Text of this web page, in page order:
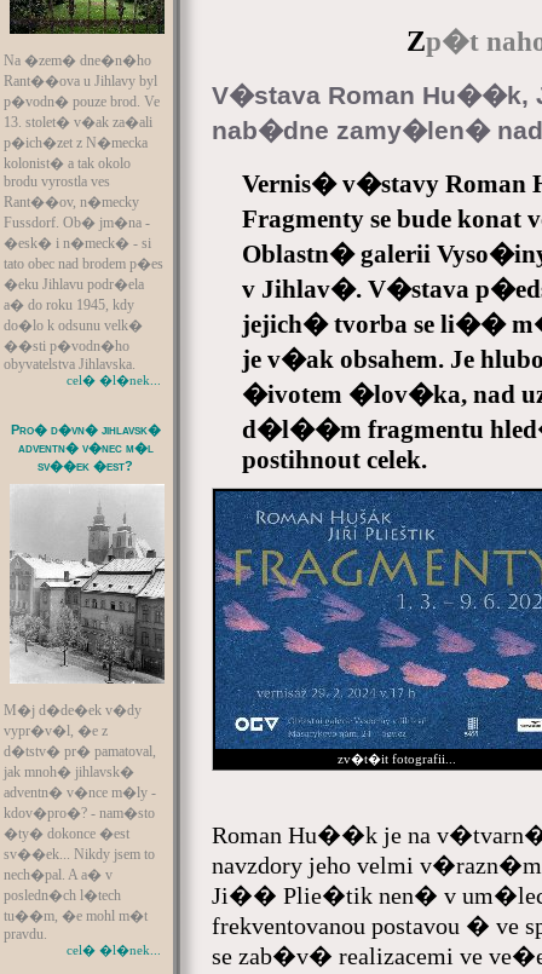
Na �zem� dne�n�ho
Rant��ova u Jihlavy byl
p�vodn� pouze brod. Ve
13. stolet� v�ak za�ali
p�ich�zet z N�mecka
kolonist� a tak okolo
brodu vyrostla ves
Rant��ov, n�mecky
Fussdorf. Ob� jm�na -
�esk� i n�meck� - si
tato obec nad brodem p�es
�eku Jihlavu podr�ela
a� do roku 1945, kdy
do�lo k odsunu velk�
��sti p�vodn�ho
obyvatelstva Jihlavska.
cel� �l�nek...
Pro� d�vn� jihlavsk�
adventn� v�nec m�l
sv��ek �est?
M�j d�de�ek v�dy
vypr�v�l, �e z
d�tstv� pr� pamatoval,
jak mnoh� jihlavsk�
adventn� v�nce m�ly -
kdov�pro�? - nam�sto
�ty� dokonce �est
sv��ek... Nikdy jsem to
nech�pal. A a� v
posledn�ch l�tech
tu��m, �e mohl m�t
pravdu.
cel� �l�nek...
Zp�t
V�stava Roman
nab�dne zamy�len�
Vernis� v�stavy
Fragmenty se bude
Oblastn� galerii
v Jihlav�. V�stava
jejich� tvorba se li��
je v�ak obsahem. Je
�ivotem �lov�ka, nad
d�l��m fragmentu
postihnout celek.
zv�t�it fotografii...
Roman Hu��k je na
navzdory jeho velmi
Ji�� Plie�tik nen� v
frekventovanou postavou �
se zab�v� realizacemi ve